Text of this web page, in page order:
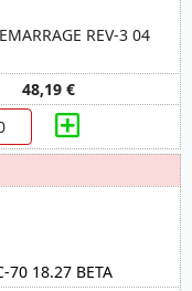
REV-3 04
48,19 €
70 18.27 BETA